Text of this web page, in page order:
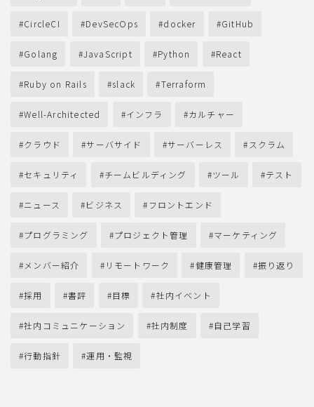
CircleCI DevSecOps docker GitHub
Golang JavaScript Python React
Ruby on Rails slack Terraform
Well-Architected インフラ カルチャー
クラウド サーバサイド サーバーレス スクラム
セキュリティ チームビルディング ツール テスト
ニュース ビジネス フロントエンド
プログラミング プロジェクト管理 マーケティング
メンバー紹介 リモートワーク 健康管理 振り返り
採用 書評 目標 社内イベント
社内コミュニケーション 社内制度 自己学習
行動指針 運用・監視